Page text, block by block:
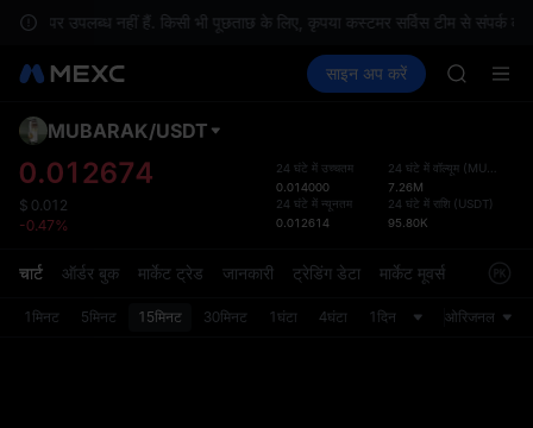
पर उपलब्ध नहीं हैं. किसी भी पूछताछ के लिए, कृपया कस्टमर सर्विस टीम से संपर्क करें.
स्पॉट फ़्यूचर्स SPCX कमाएँ
साइन अप करें
SPCX
UNITREE
Unitree
को
MUBARAK/USDT
0.012674
$ 0.012
-0.47%
24 घंटे में उच्चतम
0.014000
24 घंटे में न्यूनतम
0.012614
24 घंटे में वॉल्यूम (MUBARAK
7.26M
24 घंटे में राशि (USDT)
95.80K
चार्ट ऑर्डर बुक मार्केट ट्रेड जानकारी ट्रेडिंग डेटा मार्केट मूवर्स
1मिनट 5मिनट 15मिनट 30मिनट 1घंटा 4घंटा 1दिन ओरिजनल